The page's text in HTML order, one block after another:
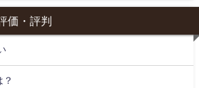
価・評判
？